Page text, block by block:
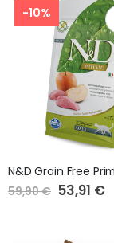
-10%
59,90 € Preço
Especial
53,91 €